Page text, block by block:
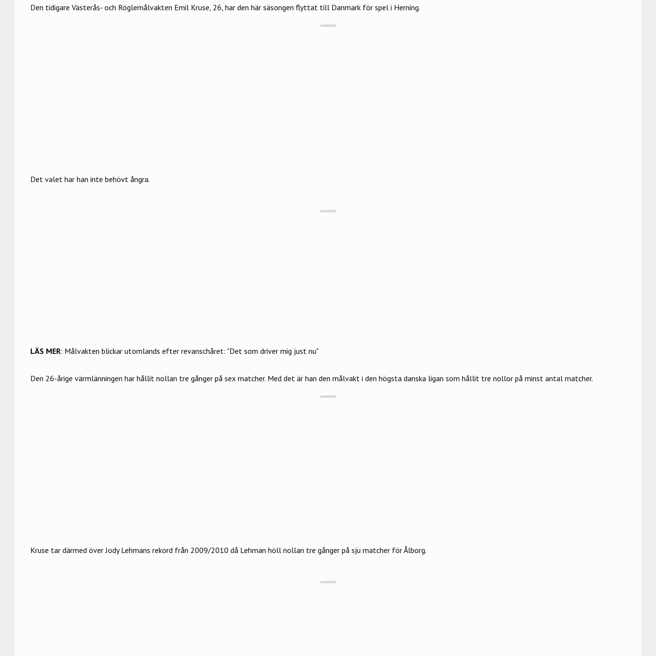
Den tidigare Västerås- och Röglemålvakten Emil Kruse, 26, har den här säsongen flyttat till Danmark för spel i Herning.
ANNONS
Det valet har han inte behövt ångra.
ANNONS
LÄS MER: Målvakten blickar utomlands efter revanschåret: "Det som driver mig just nu"
Den 26-årige värmlänningen har hållit nollan tre gånger på sex matcher. Med det är han den målvakt i den högsta danska ligan som hållit tre nollor på minst antal matcher.
ANNONS
Kruse tar därmed över Jody Lehmans rekord från 2009/2010 då Lehman höll nollan tre gånger på sju matcher för Ålborg.
ANNONS